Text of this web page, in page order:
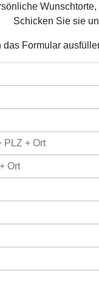
Schicken Sie sie
das Formular